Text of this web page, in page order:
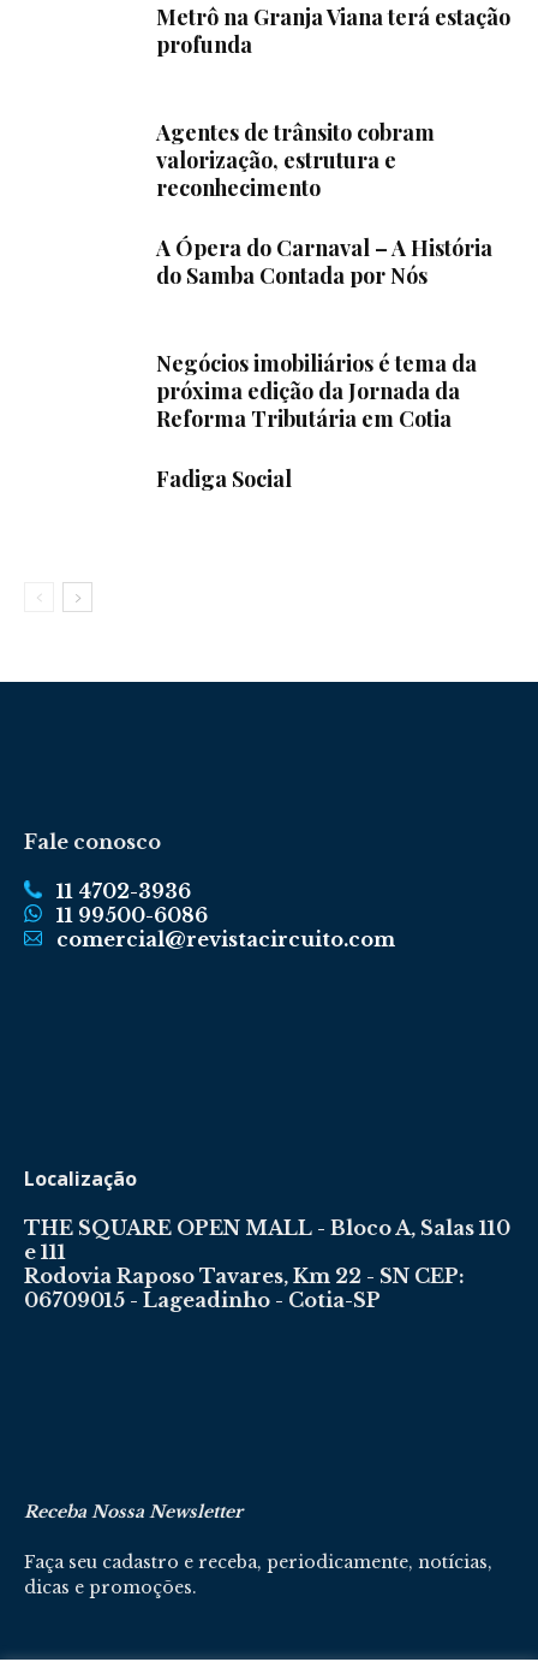
Metrô na Granja Viana terá estação
profunda
Agentes de trânsito cobram
valorização, estrutura e
reconhecimento
A Ópera do Carnaval – A História
do Samba Contada por Nós
Negócios imobiliários é tema da
próxima edição da Jornada da
Reforma Tributária em Cotia
Fadiga Social
Fale conosco
11 4702-3936
11 99500-6086
comercial@revistacircuito.com
Localização
THE SQUARE OPEN MALL - Bloco A, Salas 110
e 111
Rodovia Raposo Tavares, Km 22 - SN CEP:
06709015 - Lageadinho - Cotia-SP
Receba Nossa Newsletter
Faça seu cadastro e receba, periodicamente, notícias,
dicas e promoções.